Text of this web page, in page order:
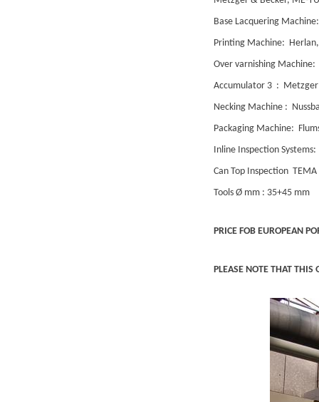
Base Lacquering
Printing Machine:
Over varnishing
Accumulator 3 : Metzger
Necking Machine :
Packaging Machine:
Inline Inspection Systems:
Can Top Inspection
Tools Ø mm : 35+45 mm
PRICE FOB EUROPEAN
PLEASE NOTE THAT